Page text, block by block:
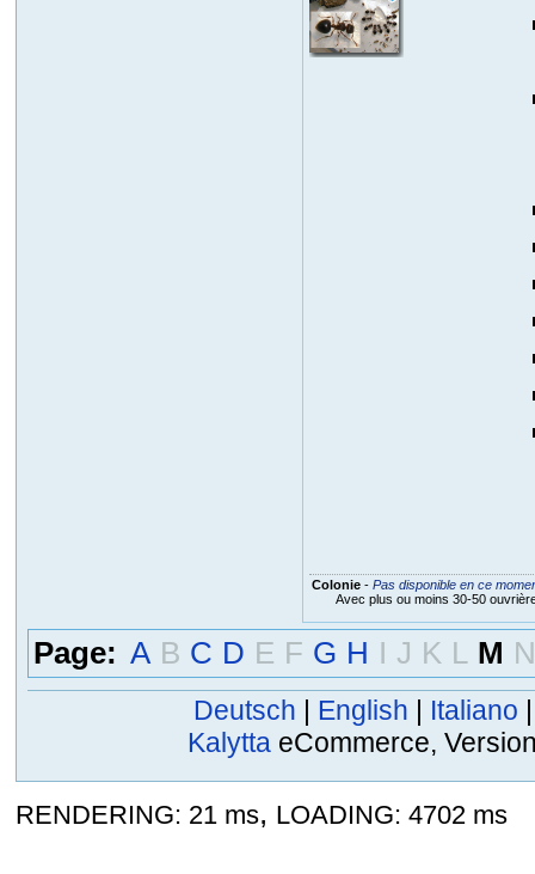
Colonie- Pas disponible en ce
Avec plus ou moins 30-50
Page: A B C D E F G H I J K L M N
Deutsch English Italiano
Kalytta eCommerce,
RENDERING: 21 ms, LOADING: 4702 ms